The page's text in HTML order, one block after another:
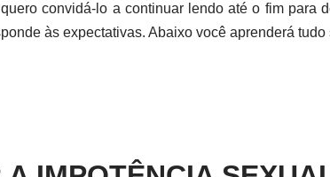
convidá-lo a continuar lendo até o fim para
às expectativas. Abaixo você aprenderá